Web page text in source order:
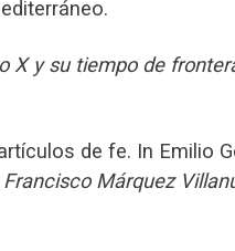
X y su tiempo de
de fe. In Emilio
Márquez